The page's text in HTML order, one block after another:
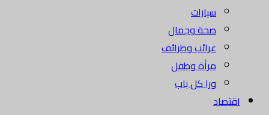
سيارات
صحة وجمال
غرائب وطرائف
مرأة وطفل
ورا كل باب
اقتصاد